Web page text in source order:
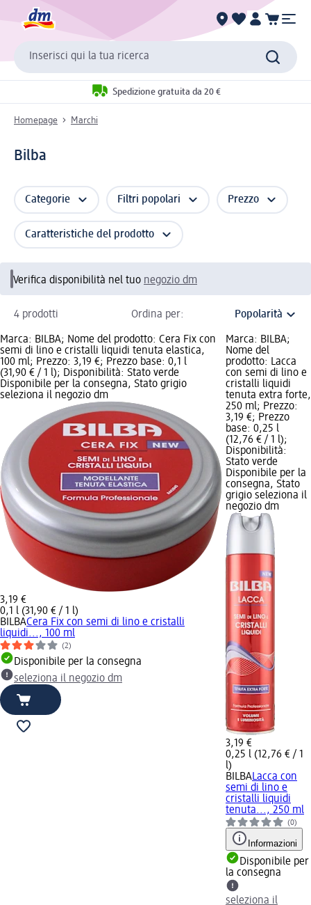
Inserisci qui la tua ricerca
Spedizione gratuita da 20 €
Homepage Marchi
Bilba
Categorie Filtri popolari Prezzo
Caratteristiche del prodotto
Verifica disponibilità nel tuo negozio dm
4 prodotti Ordina per:
Marca: BILBA; Nome del prodotto: Cera Fix con
semi di lino e cristalli liquidi tenuta elastica,
100 ml; Prezzo: 3,19 €; Prezzo base: 0,1 l
(31,90 € / 1 l); Disponibilità: Stato verde
Disponibile per la consegna, Stato grigio
seleziona il negozio dm
3,19 €
0,1 l (31,90 € / 1 l)
BILBACera Fix con semi di lino e cristalli
liquidi..., 100 ml
(2)
Disponibile per la consegna
seleziona il negozio dm
Marca: BILBA;
Nome del
prodotto: Lacca
con semi di lino e
cristalli liquidi
tenuta extra forte,
250 ml; Prezzo:
3,19 €; Prezzo
base: 0,25 l
(12,76 € / 1 l);
Disponibilità:
Stato verde
Disponibile per la
consegna, Stato
grigio seleziona il
negozio dm
3,19 €
0,25 l (12,76 € / 1
l)
BILBALacca con
semi di lino e
cristalli liquidi
tenuta..., 250 ml
(0)
Informazioni
Disponibile per
la consegna
seleziona il